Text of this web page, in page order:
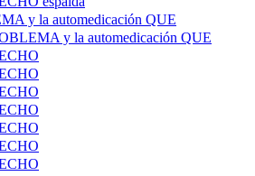
y la automedicación QUE
y la automedicación QUE